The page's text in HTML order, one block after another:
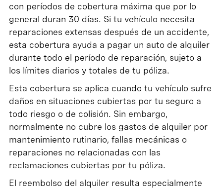
con períodos de cobertura máxima que por lo
general duran 30 días. Si tu vehículo necesita
reparaciones extensas después de un accidente,
esta cobertura ayuda a pagar un auto de alquiler
durante todo el período de reparación, sujeto a
los límites diarios y totales de tu póliza.
Esta cobertura se aplica cuando tu vehículo sufre
daños en situaciones cubiertas por tu seguro a
todo riesgo o de colisión. Sin embargo,
normalmente no cubre los gastos de alquiler por
mantenimiento rutinario, fallas mecánicas o
reparaciones no relacionadas con las
reclamaciones cubiertas por tu póliza.
El reembolso del alquiler resulta especialmente